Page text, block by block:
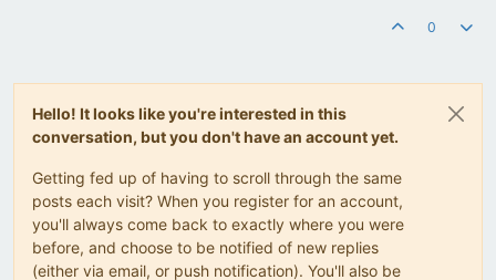
0
Hello! It looks like you're interested in this
conversation, but you don't have an account yet.
Getting fed up of having to scroll through the same
posts each visit? When you register for an account,
you'll always come back to exactly where you were
before, and choose to be notified of new replies
(either via email, or push notification). You'll also be